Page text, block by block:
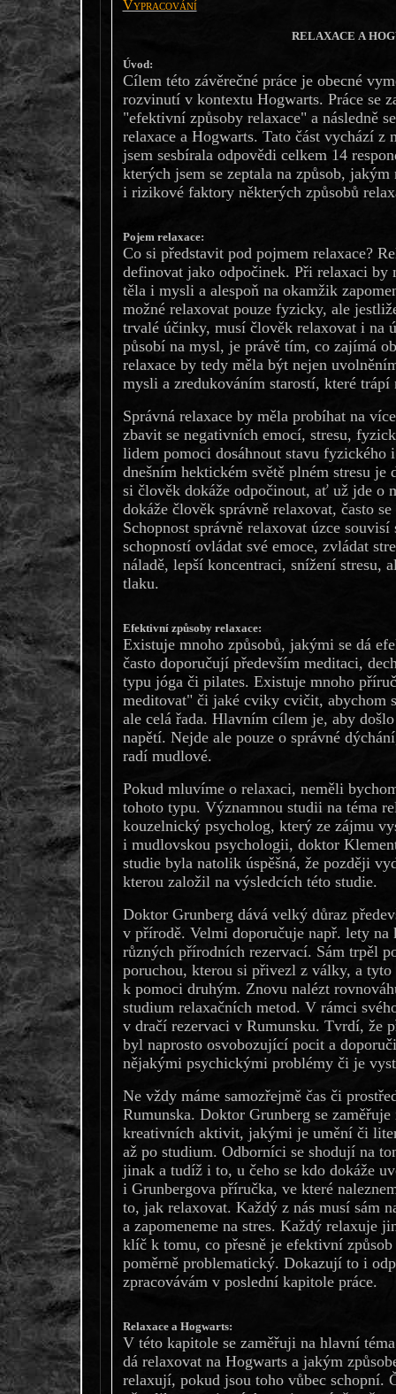
Vypracování
RELAXACE A
Úvod:
Cílem této závěrečné práce je obecné
rozvinutí v kontextu Hogwarts. Práce se
"efektivní způsoby relaxace" a následně
relaxace a Hogwarts. Tato část vychází z
jsem sesbírala odpovědi celkem 14
kterých jsem se zeptala na způsob,
i rizikové faktory některých způsobů
Pojem relaxace:
Co si představit pod pojmem relaxace?
definovat jako odpočinek. Při relaxaci by
těla i mysli a alespoň na okamžik
možné relaxovat pouze fyzicky, ale
trvalé účinky, musí člověk relaxovat i na
působí na mysl, je právě tím, co zajímá
relaxace by tedy měla být nejen
mysli a zredukováním starostí, které trápí
Správná relaxace by měla probíhat na
zbavit se negativních emocí, stresu,
lidem pomoci dosáhnout stavu fyzického
dnešním hektickém světě plném stresu
si člověk dokáže odpočinout, ať už jde o
dokáže člověk správně relaxovat, často
Schopnost správně relaxovat úzce
schopností ovládat své emoce, zvládat
náladě, lepší koncentraci, snížení stresu,
tlaku.
Efektivní způsoby relaxace:
Existuje mnoho způsobů, jakými se dá
často doporučují především meditaci,
typu jóga či pilates. Existuje mnoho
meditovat" či jaké cviky cvičit, abychom
ale celá řada. Hlavním cílem je, aby
napětí. Nejde ale pouze o správné
radí mudlové.
Pokud mluvíme o relaxaci, neměli
tohoto typu. Významnou studii na téma
kouzelnický psycholog, který ze zájmu
i mudlovskou psychologii, doktor
studie byla natolik úspěšná, že později
kterou založil na výsledcích této studie.
Doktor Grunberg dává velký důraz
v přírodě. Velmi doporučuje např. lety
různých přírodních rezervací. Sám trpěl
poruchou, kterou si přivezl z války, a
k pomoci druhým. Znovu nalézt
studium relaxačních metod. V rámci
v dračí rezervaci v Rumunsku. Tvrdí, že
byl naprosto osvobozující pocit a
nějakými psychickými problémy či je
Ne vždy máme samozřejmě čas či
Rumunska. Doktor Grunberg se
kreativních aktivit, jakými je umění či
až po studium. Odborníci se shodují na
jinak a tudíž i to, u čeho se kdo dokáže
i Grunbergova příručka, ve které
to, jak relaxovat. Každý z nás musí sám
a zapomeneme na stres. Každý relaxuje
klíč k tomu, co přesně je efektivní
poměrně problematický. Dokazují to i
zpracovávám v poslední kapitole práce.
Relaxace a Hogwarts:
V této kapitole se zaměřuji na hlavní
dá relaxovat na Hogwarts a jakým
relaxují, pokud jsou toho vůbec schopní.